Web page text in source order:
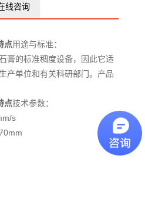
线咨询
点用途与标准：
膏的标准稠度设备，因此它适
产单位和有关科研部门。产品
点技术参数：
s